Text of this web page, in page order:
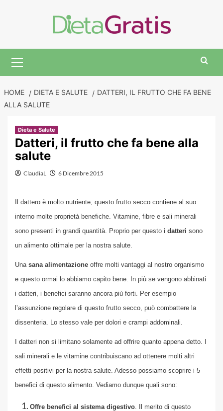
Menu
HOME DIETA E SALUTE
DATTERI, IL FRUTTO CHE FA BENE
ALLA SALUTE
Dieta e Salute
Datteri, il frutto che fa bene alla
salute
ClaudiaL 6 Dicembre 2015
Il dattero è molto nutriente, questo frutto secco contiene al suo
interno molte proprietà benefiche. Vitamine, fibre e sali minerali
sono presenti in grandi quantità. Proprio per questo i datteri sono
un alimento ottimale per la nostra salute.
Una sana alimentazione offre molti vantaggi al nostro organismo
e questo ormai lo abbiamo capito bene. In più se vengono abbinati
i datteri, i benefici saranno ancora più forti. Per esempio
l’assunzione regolare di questo frutto secco, può combattere la
dissenteria. Lo stesso vale per dolori e crampi addominali.
I datteri non si limitano solamente ad offrire quanto appena detto. I
sali minerali e le vitamine contribuiscano ad ottenere molti altri
effetti positivi per la nostra salute. Adesso possiamo scoprire i 5
benefici di questo alimento. Vediamo dunque quali sono:
Offre benefici al sistema digestivo . Il merito di questo